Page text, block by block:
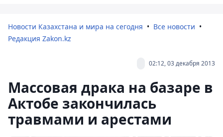
Новости Казахстана и мира на сегодня
Все новости
Редакция Zakon.kz
02:12, 03 декабря 2013
Массовая драка на базаре в
Актобе закончилась
травмами и арестами